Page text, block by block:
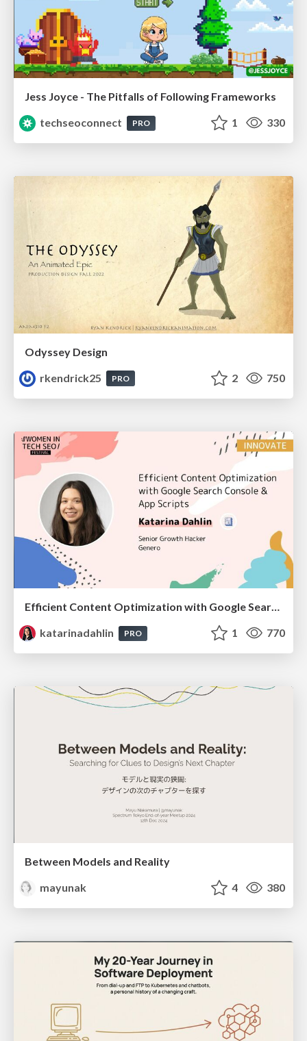
Jess Joyce - The Pitfalls of Following Frameworks
techseoconnect
PRO 1 330
Odyssey Design
rkendrick25
PRO 2 750
Efficient Content Optimization with Google Search Console & Apps Script
katarinadahlin
PRO 1 770
Between Models and Reality
mayunak
4 380